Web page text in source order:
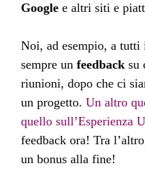
Google e altri siti e
Noi, ad esempio, a tutti
sempre un feedback su
riunioni, dopo che ci
un progetto. Un altro
quello sull’Esperienza
feedback ora! Tra
un bonus alla fine!